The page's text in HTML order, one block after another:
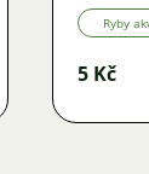
Ryby
5 Kč